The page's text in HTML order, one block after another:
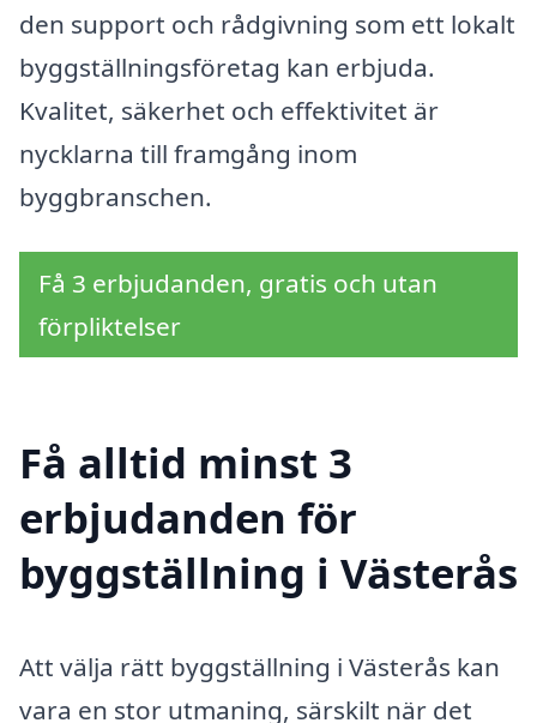
den support och rådgivning som ett lokalt
byggställningsföretag kan erbjuda.
Kvalitet, säkerhet och effektivitet är
nycklarna till framgång inom
byggbranschen.
Få 3 erbjudanden, gratis och utan
förpliktelser
Få alltid minst 3
erbjudanden för
byggställning i Västerås
Att välja rätt byggställning i Västerås kan
vara en stor utmaning, särskilt när det